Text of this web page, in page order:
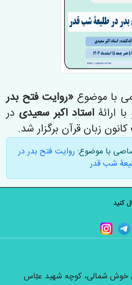
«روایت فتح بدر
ارائۀ استاد اکبر سعیدی در
زبان قرآن برگزار شد.
با موضوع: روایت فتح بدر در
شب قدر
کنید
خوش شمالی، کوچه شهید عبّاس